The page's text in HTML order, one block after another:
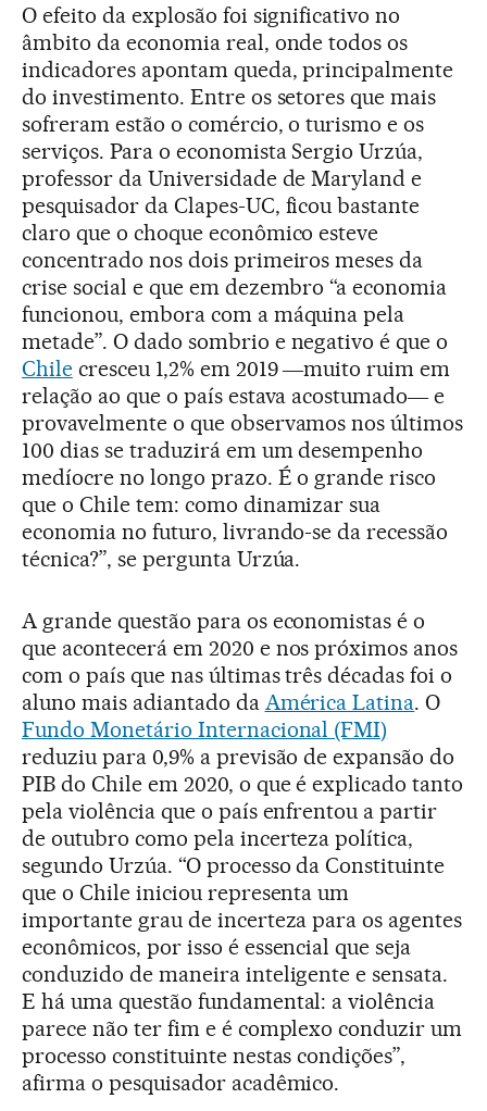
O efeito da explosão foi significativo no
âmbito da economia real, onde todos os
indicadores apontam queda, principalmente
do investimento. Entre os setores que mais
sofreram estão o comércio, o turismo e os
serviços. Para o economista Sergio Urzúa,
professor da Universidade de Maryland e
pesquisador da Clapes-UC, ficou bastante
claro que o choque econômico esteve
concentrado nos dois primeiros meses da
crise social e que em dezembro “a economia
funcionou, embora com a máquina pela
metade”. O dado sombrio e negativo é que o
Chilecresceu 1,2% em 2019 ―muito ruim em
relação ao que o país estava acostumado― e
provavelmente o que observamos nos últimos
100 dias se traduzirá em um desempenho
medíocre no longo prazo. É o grande risco
que o Chile tem: como dinamizar sua
economia no futuro, livrando-se da recessão
técnica?”, se pergunta Urzúa.
A grande questão para os economistas é o
que acontecerá em 2020 e nos próximos anos
com o país que nas últimas três décadas foi o
aluno mais adiantado da América Latina. O
Fundo Monetário Internacional (FMI)
reduziu para 0,9% a previsão de expansão do
PIB do Chile em 2020, o que é explicado tanto
pela violência que o país enfrentou a partir
de outubro como pela incerteza política,
segundo Urzúa. “O processo da Constituinte
que o Chile iniciou representa um
importante grau de incerteza para os agentes
econômicos, por isso é essencial que seja
conduzido de maneira inteligente e sensata.
E há uma questão fundamental: a violência
parece não ter fim e é complexo conduzir um
processo constituinte nestas condições”,
afirma o pesquisador acadêmico.